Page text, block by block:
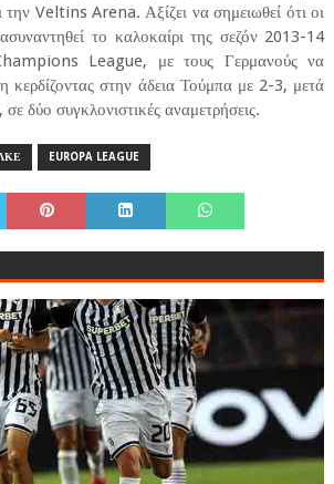
την Veltins Arena. Αξίζει να σημειωθεί ότι οι
το καλοκαίρι της σεζόν 2013-14
League, με τους Γερμανούς να
κερδίζοντας στην άδεια Τούμπα με 2-3, μετά
δύο συγκλονιστικές αναμετρήσεις.
EUROPA LEAGUE